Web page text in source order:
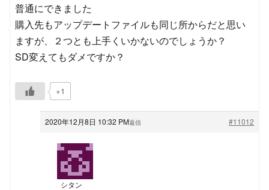
普通にできました
購入先もアップデートファイルも同じ所からだと思い
ますが、２つとも上手くいかないのでしょうか？
SD変えてもダメですか？
+1
2020年12月8日 10:32 PM #11012
返信
シタン